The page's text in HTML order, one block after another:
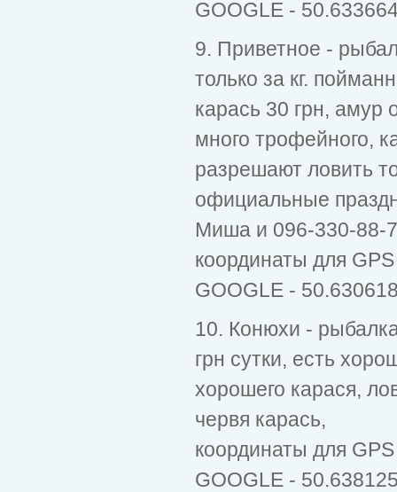
GOOGLE -
9. Приветное -
только за кг.
карась 30 грн, амур
много трофейного,
разрешают ловить
официальные
Миша и 096-330-88-
координаты для
GOOGLE -
10. Конюхи -
грн сутки, есть
хорошего карася,
червя карась,
координаты для
GOOGLE -